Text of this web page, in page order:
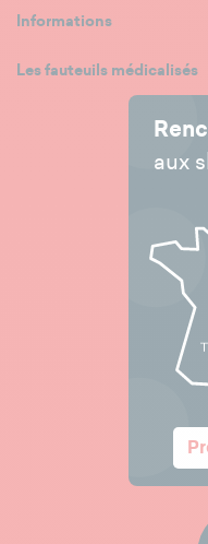
Informations
Les fauteuils médicalisés
aux